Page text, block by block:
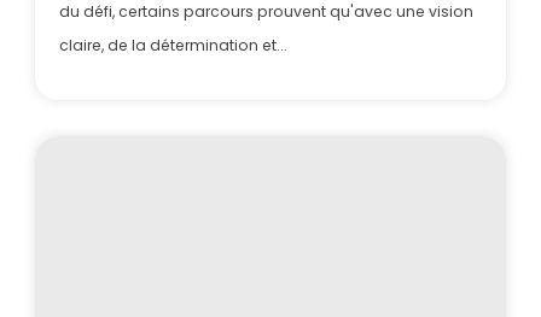
du défi, certains parcours prouvent qu'avec une vision
claire, de la détermination et...